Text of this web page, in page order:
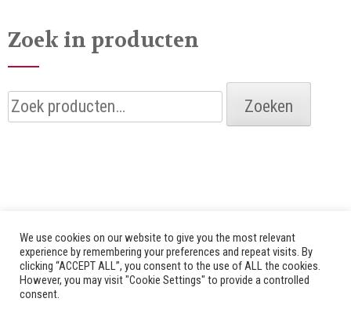
Zoek in producten
Zoeken
naar:
Zoeken
© 2026 Alle rechten voorbehouden door Bredenhof |
We use cookies on our website to give you the most relevant
experience by remembering your preferences and repeat visits. By
clicking “ACCEPT ALL”, you consent to the use of ALL the cookies.
However, you may visit "Cookie Settings" to provide a controlled
consent.